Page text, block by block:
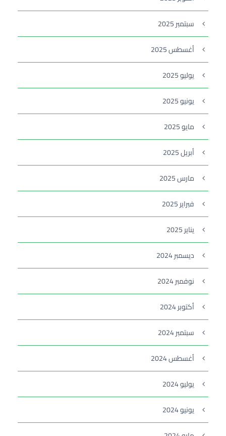
سبتمبر 2025
أغسطس 2025
يوليو 2025
يونيو 2025
مايو 2025
أبريل 2025
مارس 2025
فبراير 2025
يناير 2025
ديسمبر 2024
نوفمبر 2024
أكتوبر 2024
سبتمبر 2024
أغسطس 2024
يوليو 2024
يونيو 2024